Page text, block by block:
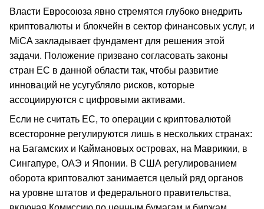
Власти Евросоюза явно стремятся глубоко внедрить
криптовалюты и блокчейн в сектор финансовых услуг, и
MiCA закладывает фундамент для решения этой
задачи. Положение призвано согласовать законы
стран ЕС в данной области так, чтобы развитие
инноваций не усугубляло рисков, которые
ассоциируются с цифровыми активами.
Если не считать ЕС, то операции с криптовалютой
всесторонне регулируются лишь в нескольких странах:
на Багамских и Каймановых островах, на Маврикии, в
Сингапуре, ОАЭ и Японии. В США регулированием
оборота криптовалют занимается целый ряд органов
на уровне штатов и федерального правительства,